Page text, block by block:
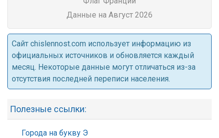
Данные на Август 2026
Cайт chislennost.com использует информацию из
официальных источников и обновляется каждый
месяц. Некоторые данные могут отличаться из-за
отсутствия последней переписи населения.
Полезные ссылки:
Города на букву Э